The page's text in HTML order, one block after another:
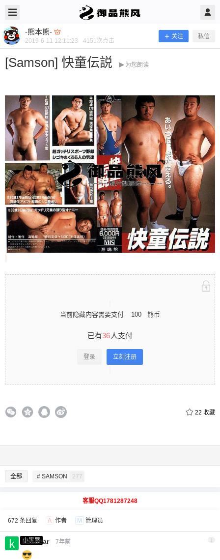
-熊本熊-
2019-6-11 12:11:23 4151次点击
关注 私信
[Samson] 快童伝説 为您朗读
当前隐藏内容需要支付 100 熊币
已有36人支付
登录 立刻注册
22 收藏
全部 # SAMSON 277
-熊本熊- @ 御品熊风 2019/6/11
[Samson] 快童伝説
当前隐藏内容需要支付100熊币 已有36人支付 登录
立刻注册 0 收藏
客服QQ1781287248
672 条回复 A 作者 M 管理员
小黑屋
kbsbear 7年前